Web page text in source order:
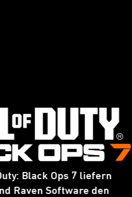
Black Ops 7 liefern
Raven Software den